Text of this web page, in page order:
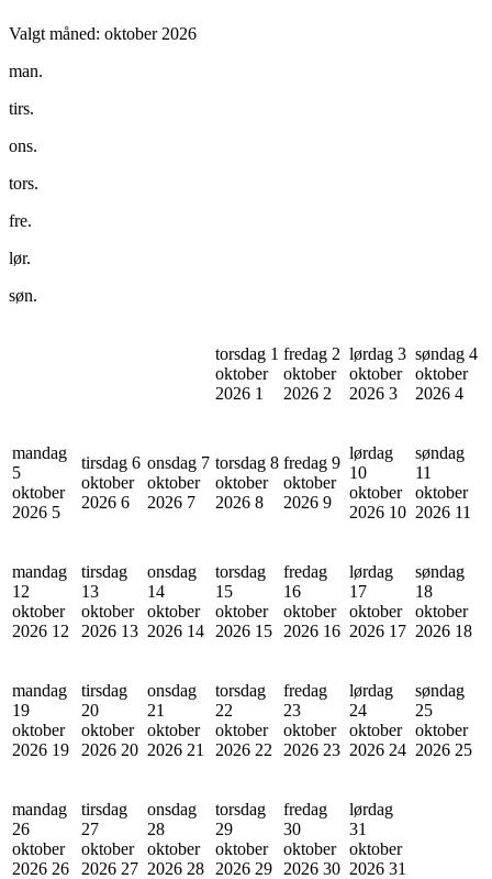
Valgt måned: oktober 2026
man.
tirs.
ons.
tors.
fre.
lør.
søn.
torsdag 1
oktober
2026 1
fredag 2
oktober
2026 2
lørdag 3
oktober
2026 3
søndag 4
oktober
2026 4
mandag
5
oktober
2026 5
tirsdag 6
oktober
2026 6
onsdag 7
oktober
2026 7
torsdag 8
oktober
2026 8
fredag 9
oktober
2026 9
lørdag
10
oktober
2026 10
søndag
11
oktober
2026 11
mandag
12
oktober
2026 12
tirsdag
13
oktober
2026 13
onsdag
14
oktober
2026 14
torsdag
15
oktober
2026 15
fredag
16
oktober
2026 16
lørdag
17
oktober
2026 17
søndag
18
oktober
2026 18
mandag
19
oktober
2026 19
tirsdag
20
oktober
2026 20
onsdag
21
oktober
2026 21
torsdag
22
oktober
2026 22
fredag
23
oktober
2026 23
lørdag
24
oktober
2026 24
søndag
25
oktober
2026 25
mandag
26
oktober
2026 26
tirsdag
27
oktober
2026 27
onsdag
28
oktober
2026 28
torsdag
29
oktober
2026 29
fredag
30
oktober
2026 30
lørdag
31
oktober
2026 31